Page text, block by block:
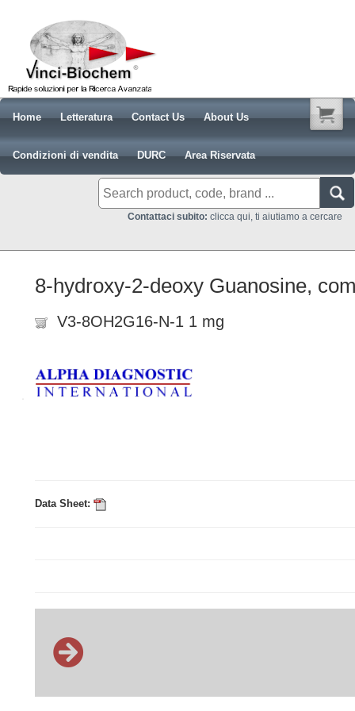
Home Letteratura Contact Us About Us
Condizioni di vendita DURC Area Riservata
Contattaci subito: clicca qui, ti aiutiamo a cercare
8-hydroxy-2-deoxy Guanosine,
V3-8OH2G16-N-1 1 mg
Data Sheet: